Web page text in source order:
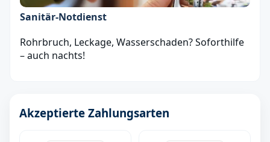
Sanitär‑Notdienst
Rohrbruch, Leckage, Wasserschaden? Soforthilfe
– auch nachts!
Akzeptierte Zahlungsarten